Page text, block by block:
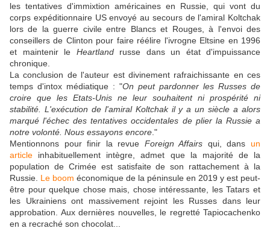
les tentatives d'immixtion américaines en Russie, qui vont du
corps expéditionnaire US envoyé au secours de l'amiral Koltchak
lors de la guerre civile entre Blancs et Rouges, à l'envoi des
conseillers de Clinton pour faire réélire l'ivrogne Eltsine en 1996
et maintenir le Heartlandrusse dans un état d'impuissance
chronique.
La conclusion de l'auteur est divinement rafraichissante en ces
temps d'intox médiatique : "On peut pardonner les Russes de
croire que les Etats-Unis ne leur souhaitent ni prospérité ni
stabilité. L'exécution de l'amiral Koltchak il y a un siècle a alors
marqué l'échec des tentatives occidentales de plier la Russie a
notre volonté. Nous essayons encore ."
Mentionnons pour finir la revue Foreign Affairs qui, dansun
article inhabituellement intègre, admet que la majorité de la
population de Crimée est satisfaite de son rattachement à la
Russie. Le boom économique de la péninsule en 2019 y est peut-
être pour quelque chose mais, chose intéressante, les Tatars et
les Ukrainiens ont massivement rejoint les Russes dans leur
approbation. Aux dernières nouvelles, le regretté Tapiocachenko
en a recraché son chocolat...